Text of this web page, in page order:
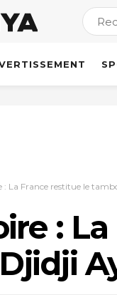
: La France restitue le
: